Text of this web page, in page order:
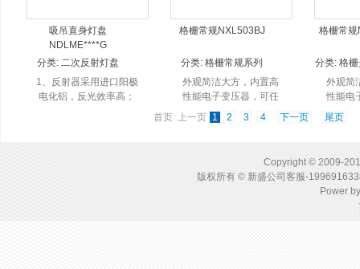
吸吊直身灯盘
NDLME****G
分类:二次反射灯盘
1、反射器采用进口阳极
电化铝，反光效率高；
格栅常规NXL503BJ
分类:格栅常规系列
外观简洁大方，内置高
性能电子变压器，可任
意角度调节投射方向；
独特的防眩环设计。
格栅常
分类:格
外观简
性能电
意角度
独特
首页 上一页 1 2 3 4 下一页 尾页
Copyright © 2009-
版权所有 © 新盛公司客服-
Power